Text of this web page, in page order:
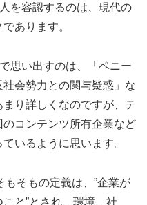
を容認するのは、現代の
あります。
思い出すのは、「ペニー
会勢力との関与疑惑」な
り詳しくなのですが、テ
コンテンツ所有企業など
いるように思います。
そもの定義は、”企業が
と”とされ、環境、社